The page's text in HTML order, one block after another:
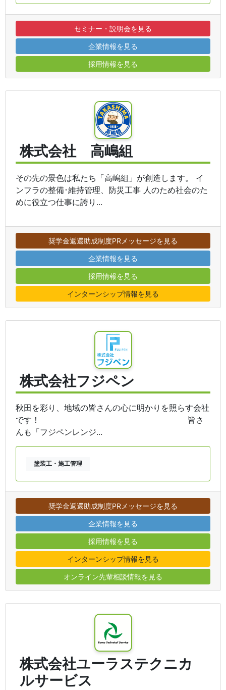
セミナー・説明会を見る
企業情報を見る
採用情報を見る
株式会社 高嶋組
その先の景色は私たち「高嶋組」が創造します。 イ
ンフラの整備･維持管理、防災工事 人のため社会のた
めに役立つ仕事に誇り...
奨学金返還助成制度PRメッセージを見る
企業情報を見る
採用情報を見る
インターンシップ情報を見る
株式会社フジペン
秋田を彩り、地域の皆さんの心に明かりを照らす会社
です！ 皆さ
んも「フジペンレンジ...
塗装工・施工管理
奨学金返還助成制度PRメッセージを見る
企業情報を見る
採用情報を見る
インターンシップ情報を見る
オンライン先輩相談情報を見る
株式会社ユーラステクニカ
ルサービス